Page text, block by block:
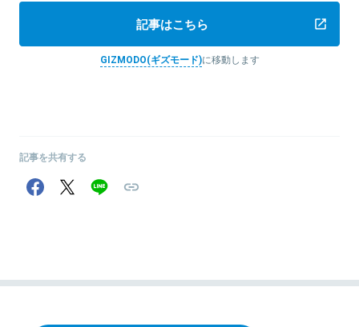
記事はこちら
GIZMODO(ギズモード)に移動します
記事を共有する